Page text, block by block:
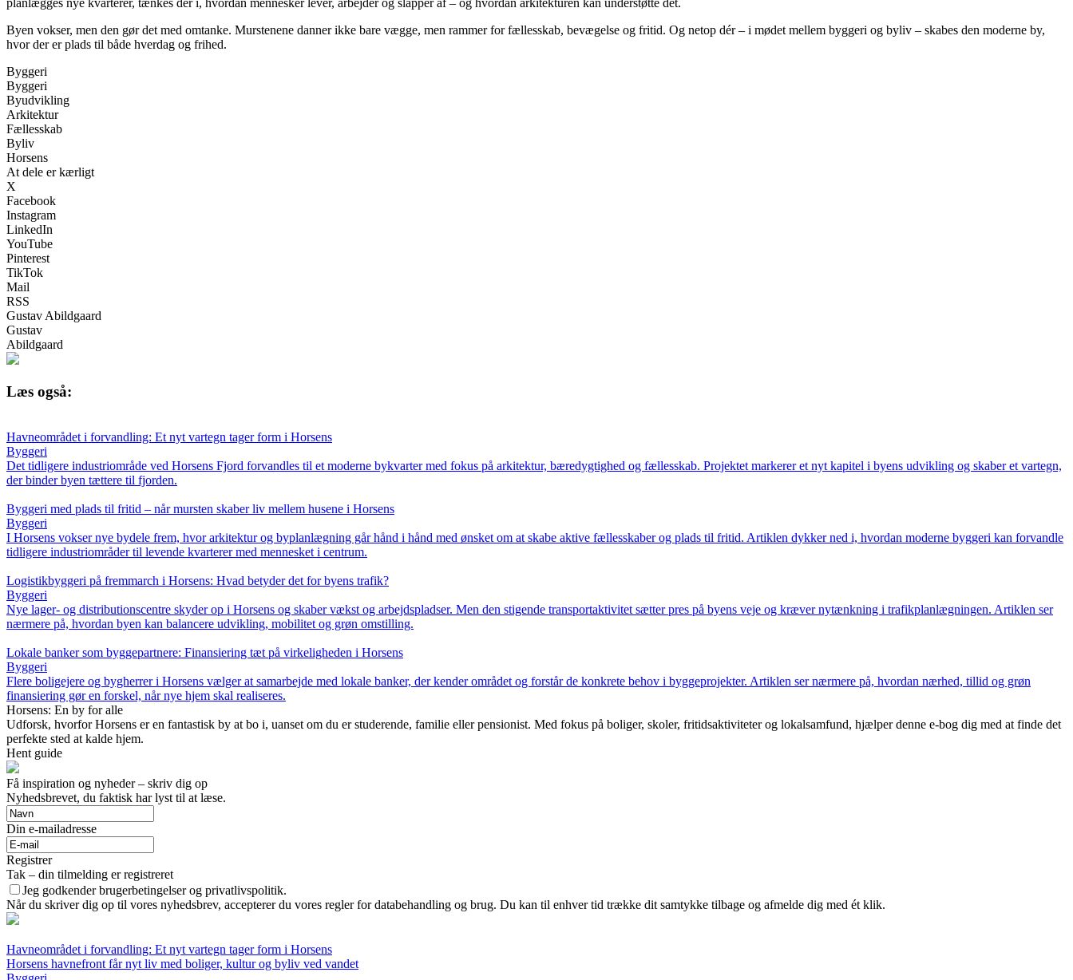
planlægges nye kvarterer, tænkes der i, hvordan mennesker lever, arbejder og slapper af – og hvordan arkitekturen kan understøtte det.
Byen vokser, men den gør det med omtanke. Murstenene danner ikke bare vægge, men rammer for fællesskab, bevægelse og fritid. Og netop dér – i mødet mellem byggeri og byliv – skabes den moderne by,
hvor der er plads til både hverdag og frihed.
Byggeri
Byggeri
Byudvikling
Arkitektur
Fællesskab
Byliv
Horsens
At dele er kærligt
X
Facebook
Instagram
LinkedIn
YouTube
Pinterest
TikTok
Mail
RSS
Gustav Abildgaard
Gustav
Abildgaard
Læs også:
Havneområdet i forvandling: Et nyt vartegn tager form i Horsens
Byggeri
Det tidligere industriområde ved Horsens Fjord forvandles til et moderne bykvarter med fokus på arkitektur, bæredygtighed og fællesskab. Projektet markerer et nyt kapitel i byens udvikling og skaber et vartegn,
der binder byen tættere til fjorden.
Byggeri med plads til fritid – når mursten skaber liv mellem husene i Horsens
Byggeri
I Horsens vokser nye bydele frem, hvor arkitektur og byplanlægning går hånd i hånd med ønsket om at skabe aktive fællesskaber og plads til fritid. Artiklen dykker ned i, hvordan moderne byggeri kan forvandle
tidligere industriområder til levende kvarterer med mennesket i centrum.
Logistikbyggeri på fremmarch i Horsens: Hvad betyder det for byens trafik?
Byggeri
Nye lager- og distributionscentre skyder op i Horsens og skaber vækst og arbejdspladser. Men den stigende transportaktivitet sætter pres på byens veje og kræver nytænkning i trafikplanlægningen. Artiklen ser
nærmere på, hvordan byen kan balancere udvikling, mobilitet og grøn omstilling.
Lokale banker som byggepartnere: Finansiering tæt på virkeligheden i Horsens
Byggeri
Flere boligejere og bygherrer i Horsens vælger at samarbejde med lokale banker, der kender området og forstår de konkrete behov i byggeprojekter. Artiklen ser nærmere på, hvordan nærhed, tillid og grøn
finansiering gør en forskel, når nye hjem skal realiseres.
Horsens: En by for alle
Udforsk, hvorfor Horsens er en fantastisk by at bo i, uanset om du er studerende, familie eller pensionist. Med fokus på boliger, skoler, fritidsaktiviteter og lokalsamfund, hjælper denne e-bog dig med at finde det
perfekte sted at kalde hjem.
Hent guide
Få inspiration og nyheder – skriv dig op
Nyhedsbrevet, du faktisk har lyst til at læse.
Din e-mailadresse
Registrer
Tak – din tilmelding er registreret
Jeg godkender brugerbetingelser og privatlivspolitik.
Når du skriver dig op til vores nyhedsbrev, accepterer du vores regler for databehandling og brug. Du kan til enhver tid trække dit samtykke tilbage og afmelde dig med ét klik.
Havneområdet i forvandling: Et nyt vartegn tager form i Horsens
Horsens havnefront får nyt liv med boliger, kultur og byliv ved vandet